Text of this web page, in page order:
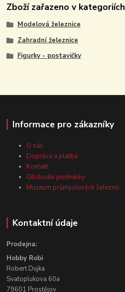
Zboží zařazeno v kategoriích
Modelová železnice
Zahradní železnice
Figurky - postavičky
Informace pro zákazníky
O nás
Doprava a platba
Kontakt
Obchodní podmínky
Muzeum průmyslových železnic
Kontaktní údaje
Prodejna:
Hobby Robi
Robert Dujka
Svatoplukova 60a
79601 Prostějov